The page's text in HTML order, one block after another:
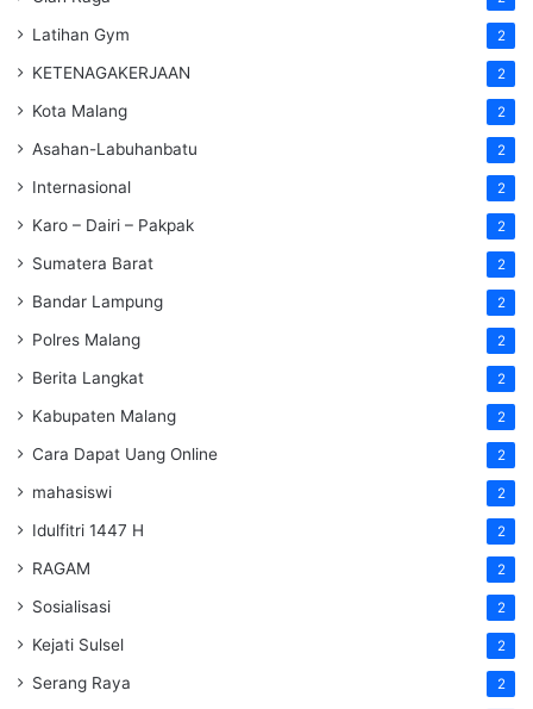
Latihan Gym 2
KETENAGAKERJAAN 2
Kota Malang 2
Asahan-Labuhanbatu 2
Internasional 2
Karo – Dairi – Pakpak 2
Sumatera Barat 2
Bandar Lampung 2
Polres Malang 2
Berita Langkat 2
Kabupaten Malang 2
Cara Dapat Uang Online 2
mahasiswi 2
Idulfitri 1447 H 2
RAGAM 2
Sosialisasi 2
Kejati Sulsel 2
Serang Raya 2